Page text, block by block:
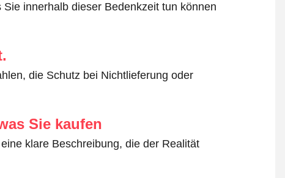
Sie innerhalb dieser Bedenkzeit tun können
die Schutz bei Nichtlieferung oder
Sie kaufen
klare Beschreibung, die der Realität